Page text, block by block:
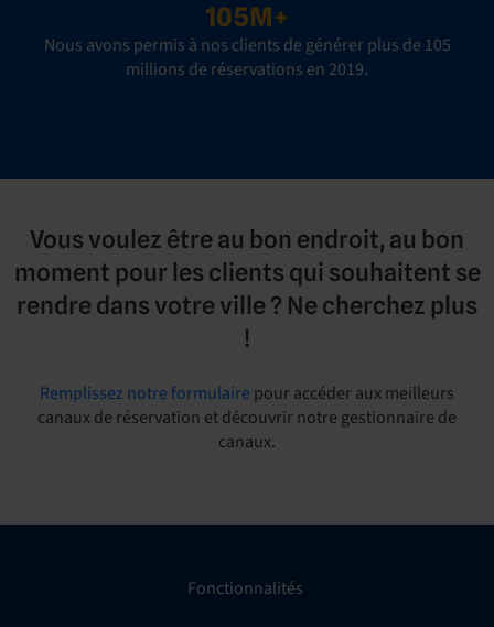
105M+
Nous avons permis à nos clients de générer plus de 105
millions de réservations en 2019.
Vous voulez être au bon endroit, au bon
moment pour les clients qui souhaitent se
rendre dans votre ville ? Ne cherchez plus
!
Remplissez notre formulaire pour accéder aux meilleurs
canaux de réservation et découvrir notre gestionnaire de
canaux.
Fonctionnalités